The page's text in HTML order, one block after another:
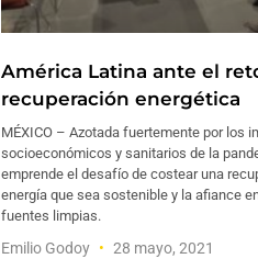
América Latina ante el
recuperación energética
MÉXICO – Azotada fuertemente por los
socioeconómicos y sanitarios de la
emprende el desafío de costear una
energía que sea sostenible y la afiance
fuentes limpias.
Emilio Godoy 28 mayo, 2021